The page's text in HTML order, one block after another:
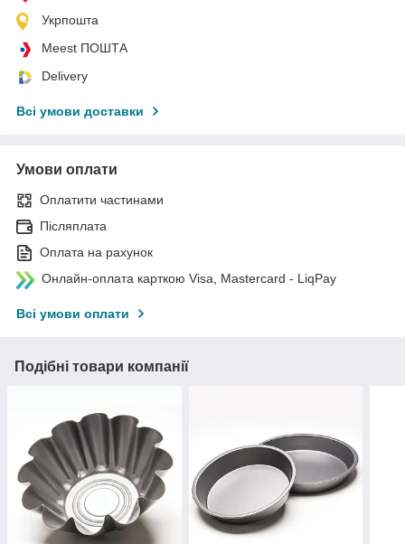
Укрпошта
Meest ПОШТА
Delivery
Всі умови доставки
Умови оплати
Оплатити частинами
Післяплата
Оплата на рахунок
Онлайн-оплата карткою Visa, Mastercard - LiqPay
Всі умови оплати
Подібні товари компанії